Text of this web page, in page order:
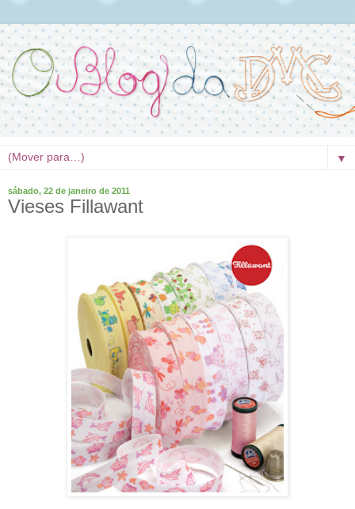
▼
sábado, 22 de janeiro de 2011
Vieses Fillawant